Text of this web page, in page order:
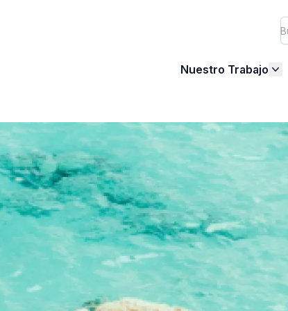
Nuestro Trabajo